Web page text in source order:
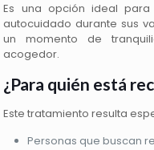
Es una opción ideal
autocuidado durante sus
un momento de
acogedor.
¿Para quién está
Este tratamiento resulta
Personas que buscan